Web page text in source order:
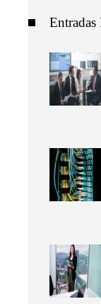
Entradas